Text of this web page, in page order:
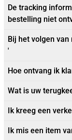
De tracking
bestelling niet
Bij het volgen
'
Hoe ontvang ik
Wat is uw
Ik kreeg een
Ik mis een item